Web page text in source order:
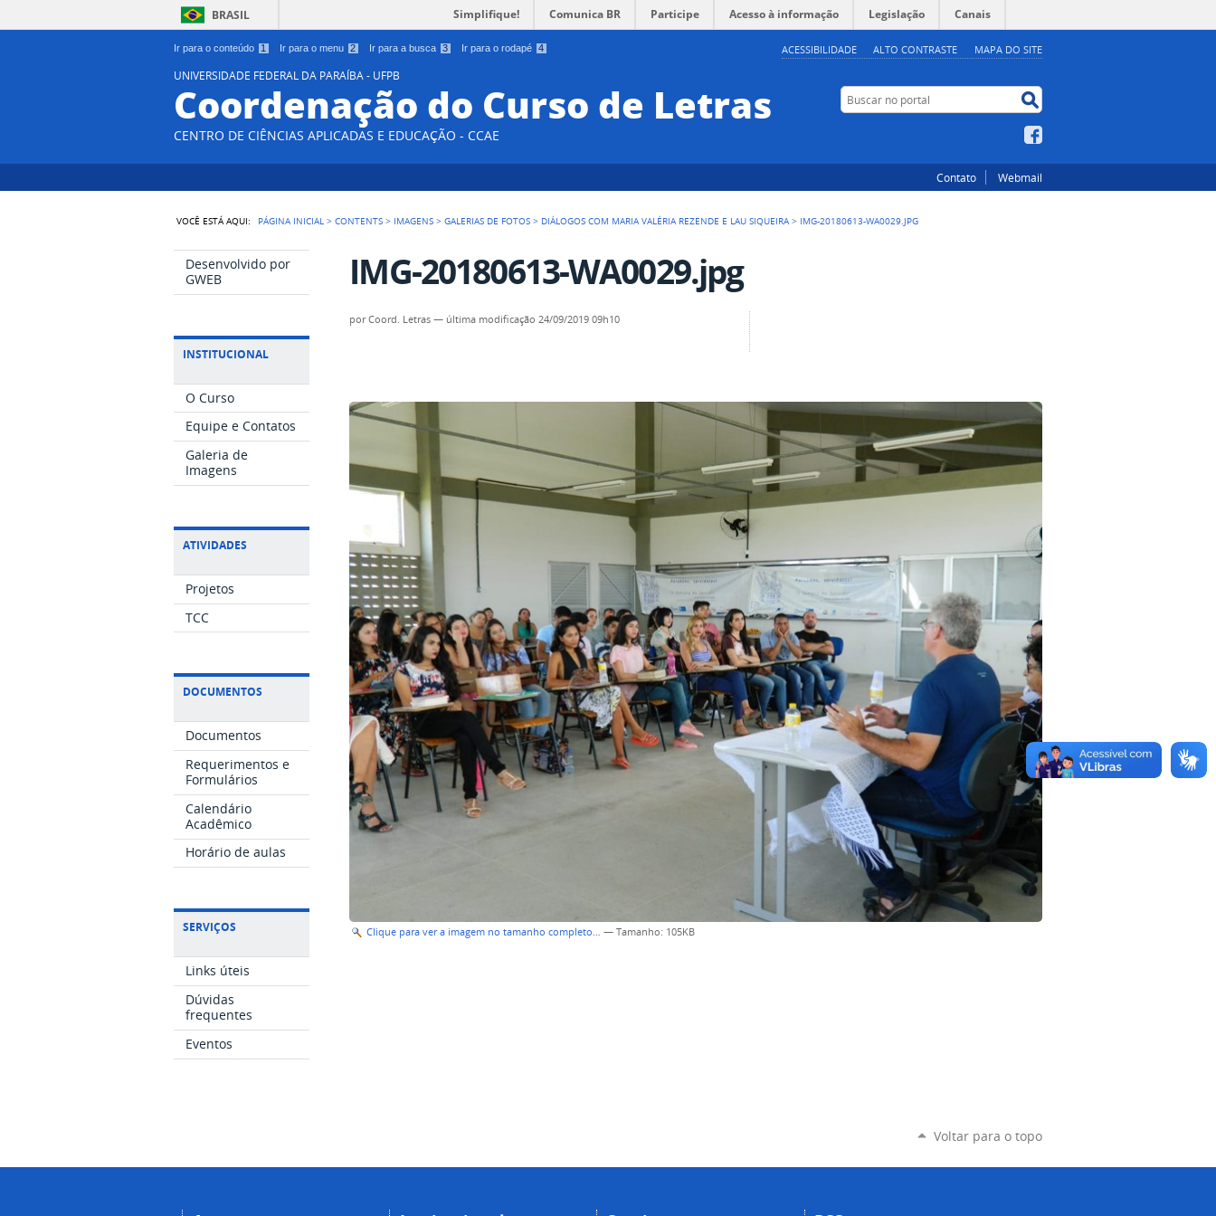
Ir para o conteúdo 1 Ir para o menu 2 Ir para a busca 3 Ir para o rodapé 4 ACESSIBILIDADE ALTO CONTRASTE MAPA DO SITE
BRASIL Simplifique! Comunica BR Participe Acesso à informação Legislação Canais
UNIVERSIDADE FEDERAL DA PARAÍBA - UFPB
Coordenação do Curso de Letras
CENTRO DE CIÊNCIAS APLICADAS E EDUCAÇÃO - CCAE
Buscar no portal
Contato Webmail
VOCÊ ESTÁ AQUI: PÁGINA INICIAL >CONTENTS > IMAGENS >GALERIAS DE FOTOS > DIÁLOGOS COM MARIA VALÉRIA REZENDE E LAU SIQUEIRA > IMG-20180613-WA0029.JPG
Desenvolvido por
GWEB
INSTITUCIONAL
O Curso
Equipe e Contatos
Galeria de
Imagens
ATIVIDADES
Projetos
TCC
DOCUMENTOS
Documentos
Requerimentos e
Formulários
Calendário
Acadêmico
Horário de aulas
SERVIÇOS
Links úteis
Dúvidas
frequentes
Eventos
IMG-20180613-WA0029.jpg
porCoord. Letras — última modificação 24/09/2019 09h10
Clique para ver a imagem no tamanho completo… —Tamanho: 105KB
Voltar para o topo